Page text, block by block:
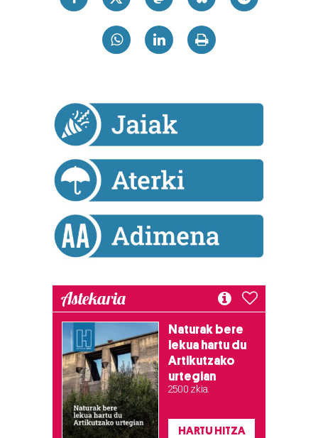
Astekaria
Naturak bere
lekua hartu du
Artikutzako
urtegian
2.500 zkia.
HARTU HITZA